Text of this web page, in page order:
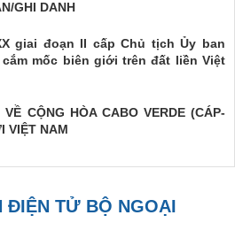
GHI DANH
giai đoạn II cấp Chủ tịch Ủy ban
mốc biên giới trên đất liền Việt
CỘNG HÒA CABO VERDE (CÁP-
VIỆT NAM
ĐIỆN TỬ BỘ NGOẠI